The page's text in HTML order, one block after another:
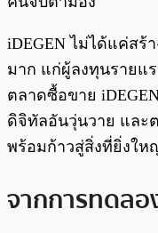
iDEGEN ไม่ได้แค่ส
มาก แก่ผู้ลงทุนรายแ
ตลาดซื้อขาย
ดิจิทัลอันวุ่นวาย และ
พร้อมก้าวสู่สิ่งที่ยิ่งให
จากการทดลอ